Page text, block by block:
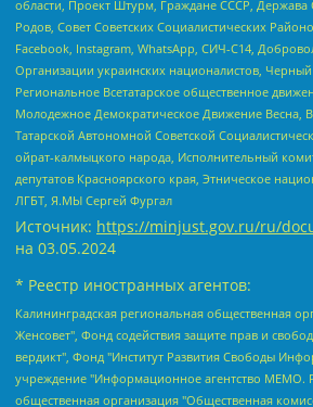
области, Проект Штурм, Граждане СССР, Держава
Родов, Совет Советских Социалистических
Facebook, Instagram, WhatsApp, СИЧ-С14,
Организации украинских националистов, Черный
Региональное Всетатарское общественное
Молодежное Демократическое Движение Весна,
Татарской Автономной Советской
ойрат-калмыцкого народа, Исполнительный
депутатов Красноярского края, Этническое
ЛГБТ, Я.МЫ Сергей Фургал
Источник: https://minjust.gov.ru/ru/
на 03.05.2024
* Реестр иностранных агентов:
Калининградская региональная общественная организация "Экозащита!-Женсовет", Фонд содействия защите прав и свобод граждан "Общественный вердикт", Фонд "Институт Развития Свободы Информации", Частное учреждение "Информационное агентство МЕМО. РУ", Региональная общественная организация "Общественная комиссия по сохранению наследия академика Сахарова", Фонд поддержки свободы прессы, Санкт-Петербургская общественная правозащитная организация "Гражданский контроль", Межрегиональная общественная организация "Информационно-просветительский центр "Мемориал", Региональный Фонд "Центр Защиты Прав Средств Массовой Информации", с 05.12.2023 Фонд "Центр Защиты Прав Средств массовой информации", Региональная общественная благотворительная организация помощи беженцам и мигрантам "Гражданское содействие", Негосударственное образовательное учреждение дополнительного профессионального образования (повышение квалификации) специалистов "АКАДЕМИЯ ПО ПРАВАМ ЧЕЛОВЕКА", Свердловская региональная общественная организация "Сутяжник", Автономная некоммерческая организация "Центр независимых социологических исследований", Союз общественных объединений "Российский исследовательский центр по правам человека", Региональное общественное учреждение научно-информационный центр "МЕМОРИАЛ", Некоммерческая организация "Фонд защиты гласности", Автономная некоммерческая организация "Институт прав человека", Городская общественная организация "Екатеринбургское общество "МЕМОРИАЛ", Городская общественная организация "Рязанское историко-просветительское и правозащитное общество "Мемориал" (Рязанский Мемориал), Челябинский региональный орган общественной самодеятельности – женское общественное объединение "Женщины Евразии", Челябинский региональный орган общественной самодеятельности "Уральская правозащитная группа", Фонд содействия защите здоровья и социальной справедливости имени Андрея Рылькова, Автономная Некоммерческая Организация "Аналитический Центр Юрия Левады", Автономная некоммерческая организация социальной поддержки населения "Проект Апрель", Региональная общественная организация помощи женщинам и детям, находящимся в кризисной ситуации "Информационно-методический центр "Анна", Фонд содействия развитию массовых коммуникаций и правовому просвещению "Так-так-Так", Фонд содействия устойчивому развитию "Серебряная тайга", Свердловский региональный общественный фонд социальных проектов "Новое время", "Idel.Реалии", Кавказ.Реалии, Крым.Реалии, Телеканал Настоящее Время, Татаро-башкирская служба Радио Свобода (Azatliq Radiosi), Радио Свободная Европа/Радио Свобода (PCE/PC), "Сибирь.Реалии", "Фактограф", Благотворительный фонд помощи осужденным и их семьям, Автономная некоммерческая организация "Институт глобализации и социальных движений", Фонд "В защиту прав заключенных", Частное учреждение "Центр поддержки и содействия развитию средств массовой информации", Пензенский региональный общественный благотворительный фонд "Гражданский союз", "Север.Реалии", Некоммерческая организация Фонд "Правовая инициатива", Общество с ограниченной ответственностью "Радио Свободная Европа/Радио Свобода", Чешское информационное агентство "MEDIUM-ORIENT", Красноярская региональная общественная организация "Мы против СПИДа", Камалягин Денис Николаевич, Маркелов Сергей Евгеньевич, Пономарев Лев Александрович, Савицкая Людмила Алексеевна, Автономная некоммерческая организация "Центр по работе с проблемой насилия "НАСИЛИЮ.НЕТ", Межрегиональный профессиональный союз работников здравоохранения "Альянс врачей", Юридическое лицо, зарегистрированное в Латвийской Республике, SIA "Medusa Project" (регистрационный номер 40103797863, дата регистрации 10.06.2014), Некоммерческая организация "Фонд по борьбе с коррупцией", Автономная некоммерческая организация "Институт права и публичной политики", Баданин Роман Сергеевич, Гликин Максим Александрович, Железнова Мария Михайловна, Лукьянова Юлия Сергеевна, Маетная Елизавета Витальевна, Маняхин Петр Борисович, Чуракова Ольга Владимировна, Ярош Юлия Петровна, Юридическое лицо "The Insider SIA", зарегистрированное в Риге, Латвийская Республика (дата регистрации 26.06.2015), являющееся администратором доменного имени интернет-издания "The Insider SIA", https://theins.ru, Постернак Алексей Евгеньевич, Рубин Михаил Аркадьевич, Анин Роман Александрович, Юридическое лицо Istories fonds, зарегистрированное в Латвийской Республике (регистрационный номер 50008295751, дата регистрации 24.02.2020), Великовский Дмитрий Александрович, Долинина Ирина Николаевна, Мароховская Алеся Алексеевна, Шлейнов Роман Юрьевич, Шмагун Олеся Валентиновна, Общество с ограниченной ответственностью "Альтаир 2021", Общество с ограниченной ответственностью "Вега 2021", Общество с ограниченной ответственностью "Главный редактор 2021", Общество с ограниченной ответственностью "Ромашки монолит", Важенков Артем Валерьевич, Ивановская областная общественная организация "Центр гендерных исследований", Гурман Юрий Альбертович, Медиапроект "ОВД-Инфо", Егоров Владимир Владимирович, Жилинский Владимир Александрович, Общество с ограниченной ответственностью "ЗП", Иванова София Юрьевна, Карезина Инна Павловна, Кильтау Екатерина Викторовна, Петров Алексей Викторович, Пискунов Сергей Евгеньевич, Смирнов Сергей Сергеевич, Тихонов Михаил Сергеевич, Общество с ограниченной ответственностью "ЖУРНАЛИСТ-ИНОСТРАННЫЙ АГЕНТ", Арапова Галина Юрьевна, Вольтская Татьяна Анатольевна, Американская компания "Mason G.E.S. Anonymous Foundation" (США), являющаяся владельцем интернет-издания https://mnews.world/, Компания "Stichting Bellingcat", зарегистрированная в Нидерландах (дата регистрации 11.07.2018), Захаров Андрей Вячеславович, Клепиковская Екатерина Дмитриевна, Общество с ограниченной ответственностью "МЕМО", Перл Роман Александрович, Симонов Евгений Алексеевич, Соловьева Елена Анатольевна, Сотников Даниил Владимирович, Сурначева Елизавета Дмитриевна, Автономная некоммерческая организация по защите прав человека и информированию населения "Якутия – Наше Мнение", Общество с ограниченной ответственностью "Москоу диджитал медиа", с 26.01.2023 Общество с ограниченной ответственностью "Чайка Белые сады", Ветошкина Валерия Валерьевна, Заговора Максим Александрович, Межрегиональное общественное движение "Российская ЛГБТ - сеть", Оленичев Максим Владимирович, Павлов Иван Юрьевич, Скворцова Елена Сергеевна, Общество с ограниченной ответственностью "Как бы инагент", Кочетков Игорь Викторович, Общество с ограниченной ответственностью "Честные выборы", Еланчик Олег Александрович, Общество с ограниченной ответственностью "Нобелевский призыв", Гималова Регина Эмилевна, Григорьев Андрей Валерьевич, Григорьева Алина Александровна, Ассоциация по содействию защите прав призывников, альтернативнослужащих и